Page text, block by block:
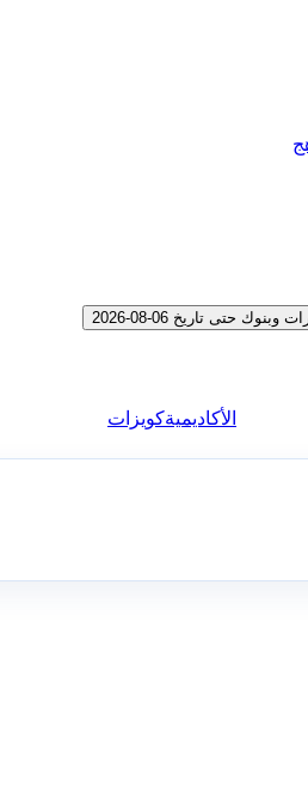
تاريخ 06-08-2026
الأكاديميةكويزات